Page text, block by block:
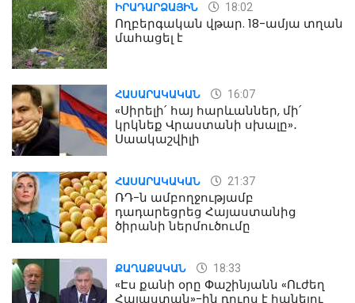
ԻՐԱԴԱՐՁԱՅԻՆ 18:02
Ողբերգական վթար. 18-ամյա տղան
մահացել է
ՀԱՍԱՐԱԿԱԿԱՆ 16:07
«Սիրելի՛ հայ հարևաններ, մի՛
կրկնեք Վրաստանի սխալը»․
Սաակաշվիլի
ՀԱՍԱՐԱԿԱԿԱՆ 21:37
ՌԴ-ն ամբողջությամբ
դադարեցրեց Հայաստանից
ծիրանի ներմուծումը
ՔԱՂԱՔԱԿԱՆ 18:33
«Էս քանի օրը Փաշինյանն «Ուժեղ
Հայաստան»-ին դուրս է հանելու